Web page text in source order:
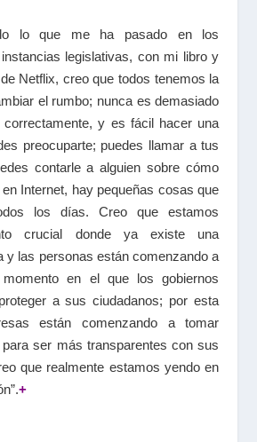
lo que me ha pasado en los
legislativas, con mi libro y
Netflix, creo que todos tenemos la
el rumbo; nunca es demasiado
correctamente, y es fácil hacer una
preocuparte; puedes llamar a tus
contarle a alguien sobre cómo
Internet, hay pequeñas cosas que
los días. Creo que estamos
crucial donde ya existe una
y las personas están comenzando a
momento en el que los gobiernos
a sus ciudadanos; por esta
están comenzando a tomar
ser más transparentes con sus
que realmente estamos yendo en
+